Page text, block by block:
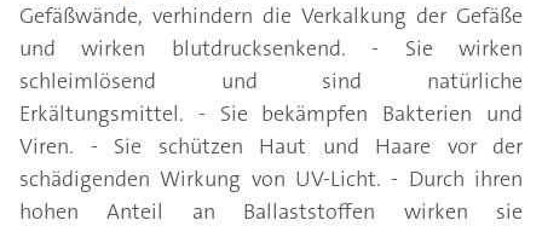
Gefäßwände, verhindern die Verkalkung der Gefäße
und wirken blutdrucksenkend. - Sie wirken
schleimlösend und sind natürliche
Erkältungsmittel. - Sie bekämpfen Bakterien und
Viren. - Sie schützen Haut und Haare vor der
schädigenden Wirkung von UV-Licht. - Durch ihren
hohen Anteil an Ballaststoffen wirken sie